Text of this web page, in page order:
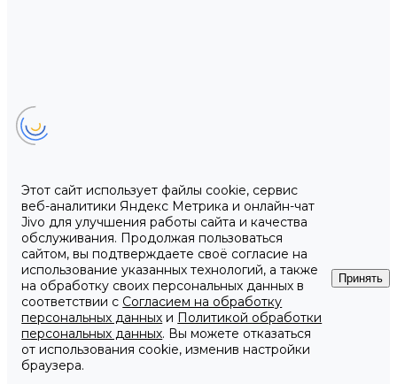
Этот сайт использует файлы cookie, сервис
веб-аналитики Яндекс Метрика и онлайн-чат
Jivo для улучшения работы сайта и качества
обслуживания. Продолжая пользоваться
сайтом, вы подтверждаете своё согласие на
использование указанных технологий, а также
на обработку своих персональных данных в
соответствии с Согласием на обработку
персональных данных и Политикой обработки
персональных данных. Вы можете отказаться
от использования cookie, изменив настройки
браузера.
Принять